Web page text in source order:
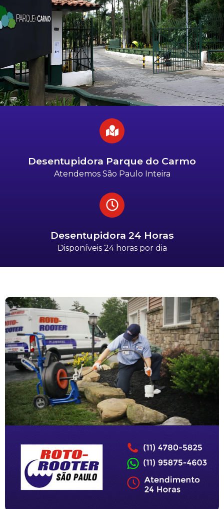
Desentupidora Parque do Carmo
Atendemos São Paulo Inteira
Desentupidora 24 Horas
Disponíveis 24 horas por dia